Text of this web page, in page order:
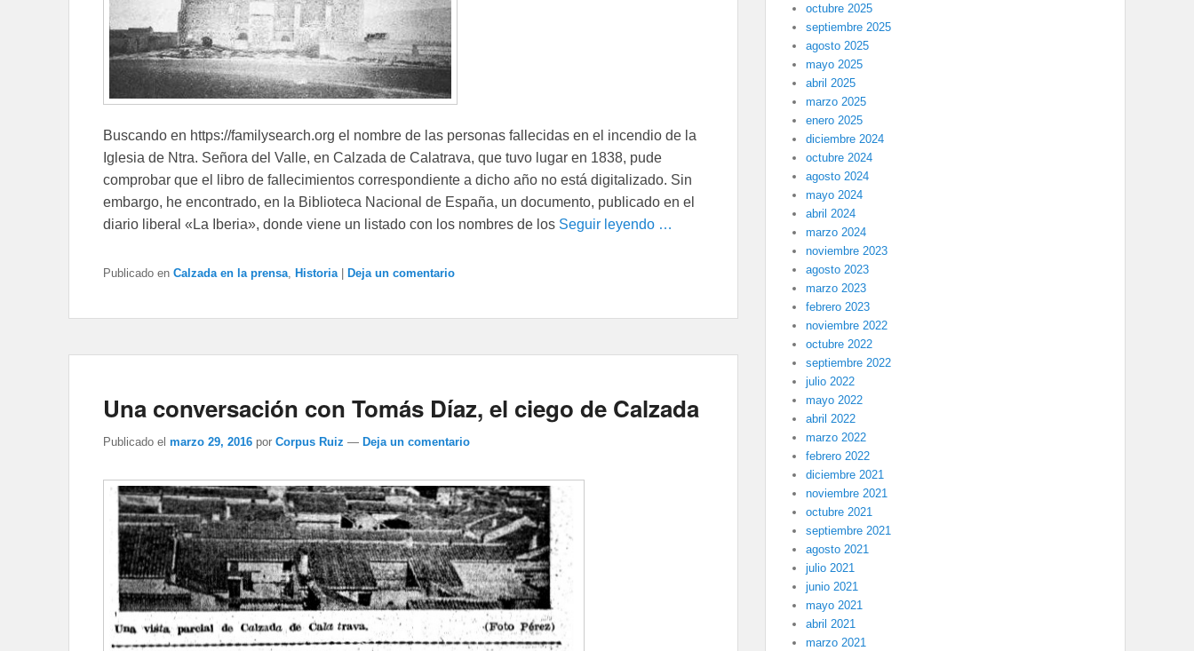
Buscando en https://familysearch.org el nombre de las personas fallecidas en el incendio de la
Iglesia de Ntra. Señora del Valle, en Calzada de Calatrava, que tuvo lugar en 1838, pude
comprobar que el libro de fallecimientos correspondiente a dicho año no está digitalizado. Sin
embargo, he encontrado, en la Biblioteca Nacional de España, un documento, publicado en el
diario liberal «La Iberia», donde viene un listado con los nombres de los Seguir leyendo …
Publicado en Calzada en la prensa Historia Deja un comentario
Una conversación con Tomás Díaz, el ciego de Calzada
Publicado el marzo 29, 2016 por Corpus Ruiz — Deja un comentario
octubre 2025
septiembre 2025
agosto 2025
mayo 2025
abril 2025
marzo 2025
enero 2025
diciembre 2024
octubre 2024
agosto 2024
mayo 2024
abril 2024
marzo 2024
noviembre 2023
agosto 2023
marzo 2023
febrero 2023
noviembre 2022
octubre 2022
septiembre 2022
julio 2022
mayo 2022
abril 2022
marzo 2022
febrero 2022
diciembre 2021
noviembre 2021
octubre 2021
septiembre 2021
agosto 2021
julio 2021
junio 2021
mayo 2021
abril 2021
marzo 2021